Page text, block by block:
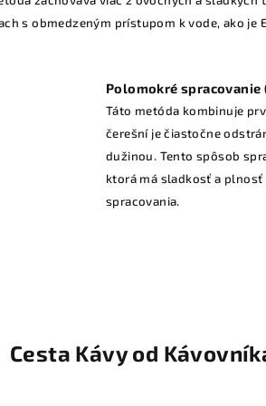
s obmedzeným prístupom k vode, ako je
Polomokré spracovanie
Táto metóda kombinuje
čerešní je čiastočne
dužinou. Tento spôsob
ktorá má sladkosť a plnosť
spracovania.
Cesta Kávy od